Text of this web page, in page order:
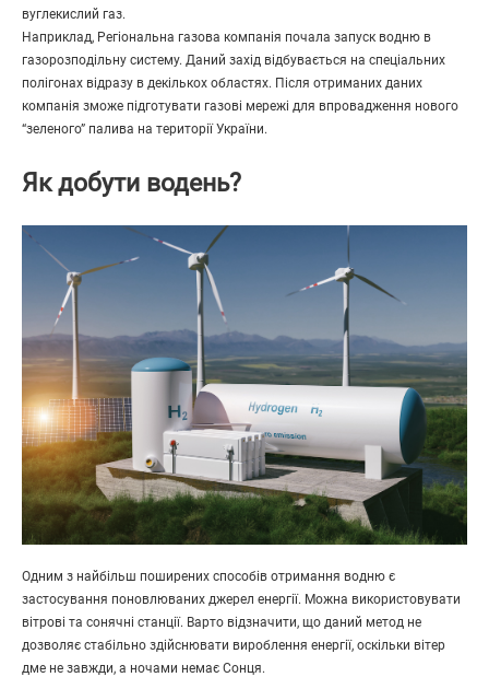
вуглекислий газ.
Наприклад, Регіональна газова компанія почала запуск водню в
газорозподільну систему. Даний захід відбувається на спеціальних
полігонах відразу в декількох областях. Після отриманих даних
компанія зможе підготувати газові мережі для впровадження нового
“зеленого” палива на території України.
Як добути водень?
Одним з найбільш поширених способів отримання водню є
застосування поновлюваних джерел енергії. Можна використовувати
вітрові та сонячні станції. Варто відзначити, що даний метод не
дозволяє стабільно здійснювати вироблення енергії, оскільки вітер
дме не завжди, а ночами немає Сонця.